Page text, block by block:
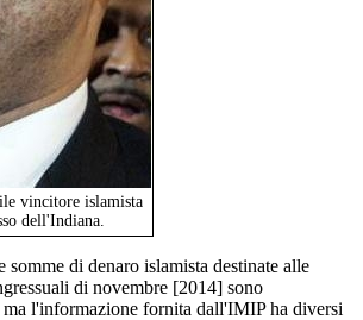
vincitore islamista
dell'Indiana.
somme di denaro islamista destinate alle
di novembre [2014] sono
ma l'informazione fornita dall'IMIP ha diversi